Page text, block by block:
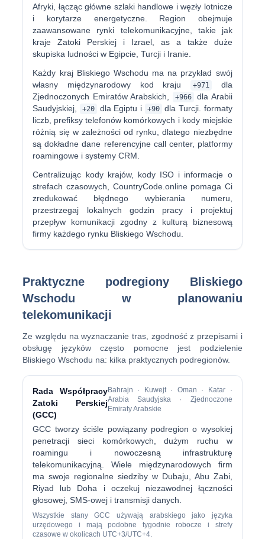
Afryki, łącząc główne szlaki handlowe i węzły lotnicze
i korytarze energetyczne. Region obejmuje
zaawansowane rynki telekomunikacyjne, takie jak
kraje Zatoki Perskiej i Izrael, as a także duże
skupiska ludności w Egipcie, Turcji i Iranie.
Każdy kraj Bliskiego Wschodu ma na przykład swój
własny międzynarodowy kod kraju
+971
dla
Zjednoczonych Emiratów Arabskich,
+966
dla Arabii
Saudyjskiej,
+20 dla Egiptu i +90 dla Turcji. formaty
liczb, prefiksy telefonów komórkowych i kody miejskie
różnią się w zależności od rynku, dlatego niezbędne
są dokładne dane referencyjne call center, platformy
roamingowe i systemy CRM.
Centralizując kody krajów, kody ISO i informacje o
strefach czasowych, CountryCode.online pomaga Ci
zredukować błędnego wybierania numeru,
przestrzegaj lokalnych godzin pracy i projektuj
przepływ komunikacji zgodny z kulturą biznesową
firmy każdego rynku Bliskiego Wschodu.
Praktyczne podregiony Bliskiego
Wschodu w planowaniu
telekomunikacji
Ze względu na wyznaczanie tras, zgodność z przepisami i
obsługę języków często pomocne jest podzielenie
Bliskiego Wschodu na: kilka praktycznych podregionów.
Rada Współpracy
Zatoki Perskiej
(GCC)
Bahrajn · Kuwejt · Oman · Katar ·
Arabia Saudyjska · Zjednoczone
Emiraty Arabskie
GCC tworzy ściśle powiązany podregion o wysokiej
penetracji sieci komórkowych, dużym ruchu w
roamingu i nowoczesną infrastrukturę
telekomunikacyjną. Wiele międzynarodowych firm
ma swoje regionalne siedziby w Dubaju, Abu Zabi,
Riyad lub Doha i oczekuj niezawodnej łączności
głosowej, SMS-owej i transmisji danych.
Wszystkie stany GCC używają arabskiego jako języka
urzędowego i mają podobne tygodnie robocze i strefy
czasowe w okolicach UTC+3/UTC+4.